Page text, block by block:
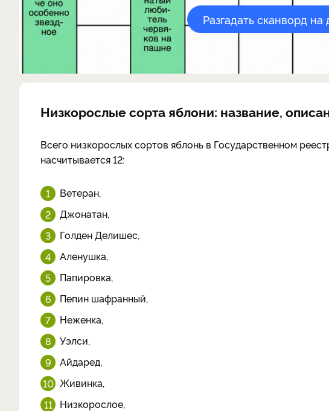
Разгадать сканворд
Низкорослые сорта яблони: название,
Всего низкорослых сортов яблонь в Государственном
насчитывается 12:
Ветеран,
Джонатан,
Голден Делишес,
Аленушка,
Папировка,
Пепин шафранный,
Неженка,
Уэлси,
Айдаред,
Живинка,
Низкорослое,